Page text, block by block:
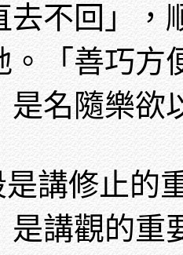
去不回」，
。「善巧方
是名隨樂欲
是講修止的
是講觀的重